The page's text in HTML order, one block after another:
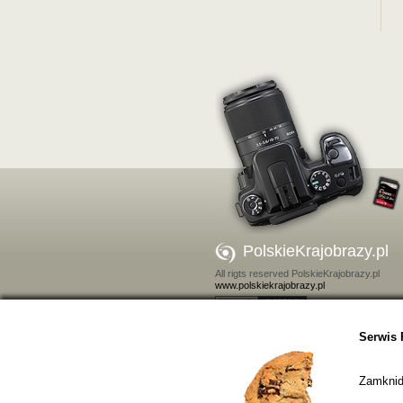
PolskieKrajobrazy.pl
All rigts reserved PolskieKrajobrazy.pl
www.polskiekrajobrazy.pl
Serwis